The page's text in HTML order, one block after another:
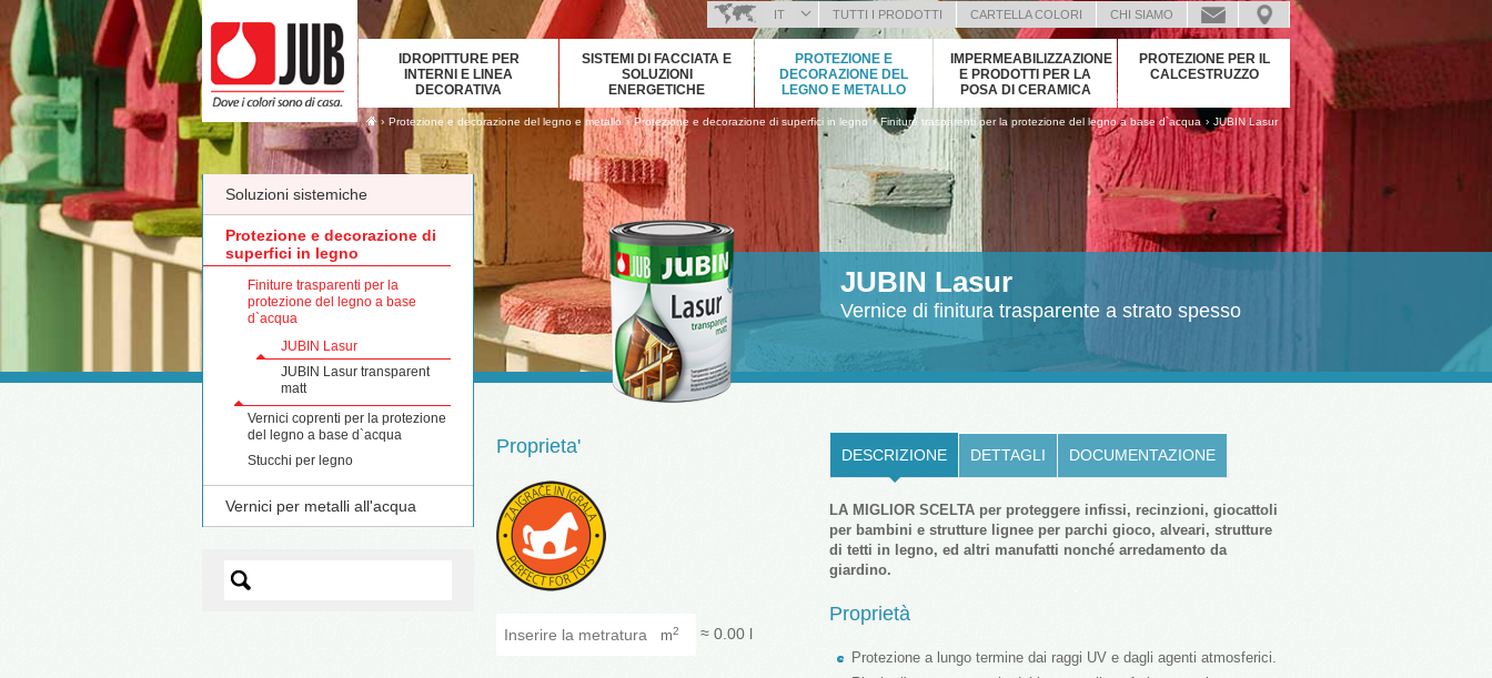
TUTTI I PRODOTTI CARTELLA COLORI
CHI SIAMO
BOSANSKI (BOSNIAN)
HRVATSKI (CROATIAN)
ČEŠTINA (CZECH)
ENGLISH (ENGLISH)
DEUTSCH (GERMAN)
ΕΛΛΗΝΙΚΑ (GREEK)
MAGYAR (HUNGARIAN)
IT
KOSOVA (KOSOVO)
МАКЕДОНСКИ (MACEDONIAN)
ROMÂNĂ (ROMANIAN)
РУССКИЙ (RUSSIAN)
SLOVENČINA (SLOVAK)
IDROPITTURE PER
INTERNI E LINEA
DECORATIVA
SISTEMI DI FACCIATA E
SOLUZIONI
ENERGETICHE
PROTEZIONE E
DECORAZIONE DEL
LEGNO E METALLO
IMPERMEABILIZZAZIONE
E PRODOTTI PER LA
POSA DI CERAMICA
PROTEZIONE PER IL
CALCESTRUZZO
› Protezione e decorazione del legno e metallo › Protezione e decorazione di superfici in legno › Finiture trasparenti per la protezione del legno a base d`acqua › JUBIN Lasur
Soluzioni sistemiche
Protezione e decorazione di
superfici in legno
Finiture trasparenti per la
protezione del legno a base
d`acqua
JUBIN Lasur
JUBIN Lasur transparent
matt
Vernici coprenti per la protezione
del legno a base d`acqua
Stucchi per legno
Vernici per metalli all'acqua
JUBIN Lasur
Vernice di finitura trasparente a strato spesso
DESCRIZIONE DETTAGLI DOCUMENTAZIONE
LA MIGLIOR SCELTA per proteggere infissi, recinzioni, giocattoli
per bambini e strutture lignee per parchi gioco, alveari, strutture
di tetti in legno, ed altri manufatti nonché arredamento da
giardino.
Proprietà
Protezione a lungo termine dai raggi UV e dagli agenti atmosferici.
Proprieta'
m2 ≈ 0.00 l